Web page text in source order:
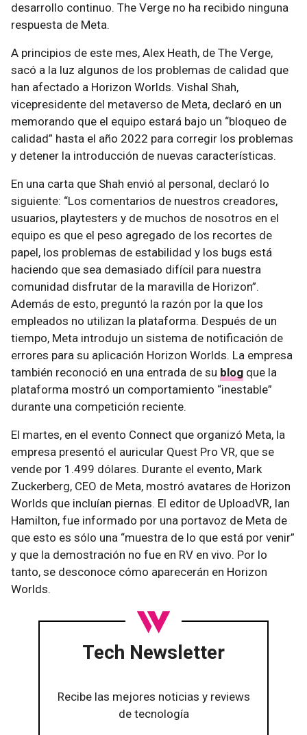
desarrollo continuo. The Verge no ha recibido ninguna
respuesta de Meta.
A principios de este mes, Alex Heath, de The Verge,
sacó a la luz algunos de los problemas de calidad que
han afectado a Horizon Worlds. Vishal Shah,
vicepresidente del metaverso de Meta, declaró en un
memorando que el equipo estará bajo un “bloqueo de
calidad” hasta el año 2022 para corregir los problemas
y detener la introducción de nuevas características.
En una carta que Shah envió al personal, declaró lo
siguiente: “Los comentarios de nuestros creadores,
usuarios, playtesters y de muchos de nosotros en el
equipo es que el peso agregado de los recortes de
papel, los problemas de estabilidad y los bugs está
haciendo que sea demasiado difícil para nuestra
comunidad disfrutar de la maravilla de Horizon”.
Además de esto, preguntó la razón por la que los
empleados no utilizan la plataforma. Después de un
tiempo, Meta introdujo un sistema de notificación de
errores para su aplicación Horizon Worlds. La empresa
también reconoció en una entrada de su blog que la
plataforma mostró un comportamiento “inestable”
durante una competición reciente.
El martes, en el evento Connect que organizó Meta, la
empresa presentó el auricular Quest Pro VR, que se
vende por 1.499 dólares. Durante el evento, Mark
Zuckerberg, CEO de Meta, mostró avatares de Horizon
Worlds que incluían piernas. El editor de UploadVR, Ian
Hamilton, fue informado por una portavoz de Meta de
que esto es sólo una “muestra de lo que está por venir”
y que la demostración no fue en RV en vivo. Por lo
tanto, se desconoce cómo aparecerán en Horizon
Worlds.
Tech Newsletter
Recibe las mejores noticias y reviews
de tecnología